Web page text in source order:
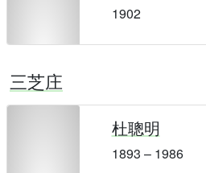
1902
三芝庄
杜聰明
1893 – 1986